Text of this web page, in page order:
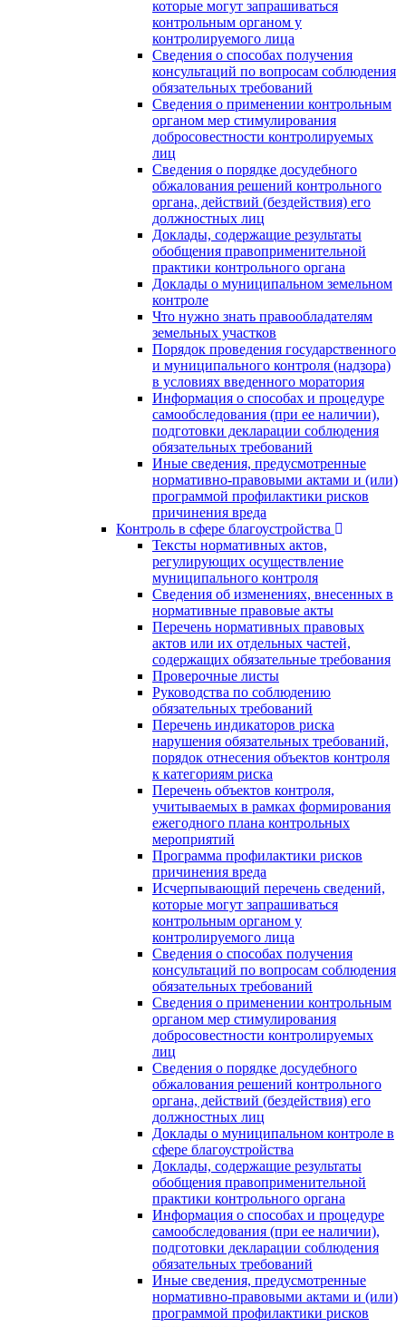
которые могут запрашиваться
контрольным органом у
контролируемого лица
Сведения о способах получения
консультаций по вопросам соблюдения
обязательных требований
Сведения о применении контрольным
органом мер стимулирования
добросовестности контролируемых
лиц
Сведения о порядке досудебного
обжалования решений контрольного
органа, действий (бездействия) его
должностных лиц
Доклады, содержащие результаты
обобщения правоприменительной
практики контрольного органа
Доклады о муниципальном земельном
контроле
Что нужно знать правообладателям
земельных участков
Порядок проведения государственного
и муниципального контроля (надзора)
в условиях введенного моратория
Информация о способах и процедуре
самообследования (при ее наличии),
подготовки декларации соблюдения
обязательных требований
Иные сведения, предусмотренные
нормативно-правовыми актами и (или)
программой профилактики рисков
причинения вреда
Контроль в сфере благоустройства
Тексты нормативных актов,
регулирующих осуществление
муниципального контроля
Сведения об изменениях, внесенных в
нормативные правовые акты
Перечень нормативных правовых
актов или их отдельных частей,
содержащих обязательные требования
Проверочные листы
Руководства по соблюдению
обязательных требований
Перечень индикаторов риска
нарушения обязательных требований,
порядок отнесения объектов контроля
к категориям риска
Перечень объектов контроля,
учитываемых в рамках формирования
ежегодного плана контрольных
мероприятий
Программа профилактики рисков
причинения вреда
Исчерпывающий перечень сведений,
которые могут запрашиваться
контрольным органом у
контролируемого лица
Сведения о способах получения
консультаций по вопросам соблюдения
обязательных требований
Сведения о применении контрольным
органом мер стимулирования
добросовестности контролируемых
лиц
Сведения о порядке досудебного
обжалования решений контрольного
органа, действий (бездействия) его
должностных лиц
Доклады о муниципальном контроле в
сфере благоустройства
Доклады, содержащие результаты
обобщения правоприменительной
практики контрольного органа
Информация о способах и процедуре
самообследования (при ее наличии),
подготовки декларации соблюдения
обязательных требований
Иные сведения, предусмотренные
нормативно-правовыми актами и (или)
программой профилактики рисков